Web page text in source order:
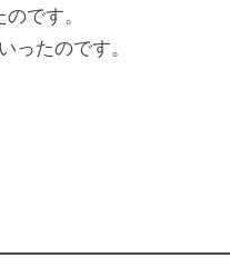
です。
ったのです。